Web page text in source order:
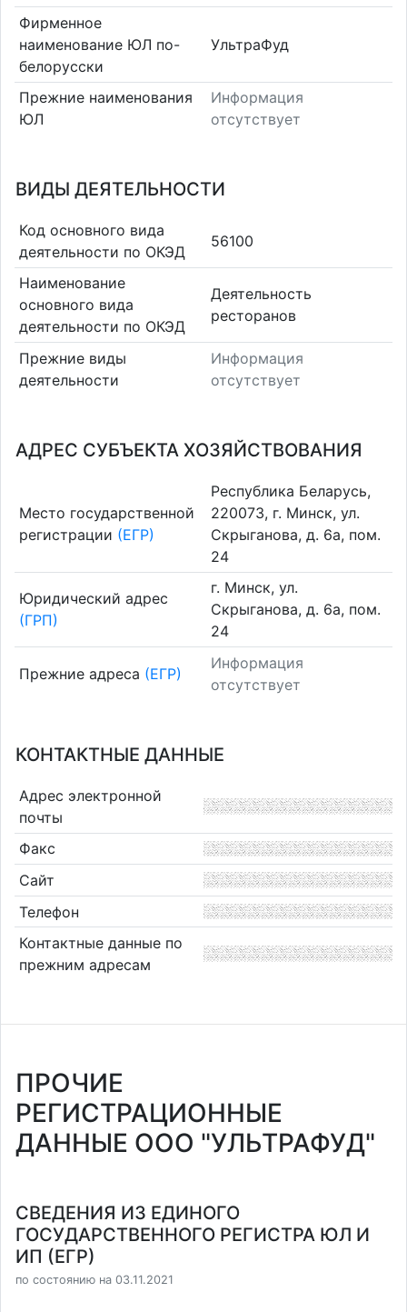
Фирменное
наименование ЮЛ по-
белорусски
УльтраФуд
Прежние наименования
ЮЛ
Информация
отсутствует
ВИДЫ ДЕЯТЕЛЬНОСТИ
Код основного вида
деятельности по ОКЭД
56100
Наименование
основного вида
деятельности по ОКЭД
Деятельность
ресторанов
Прежние виды
деятельности
Информация
отсутствует
АДРЕС СУБЪЕКТА ХОЗЯЙСТВОВАНИЯ
Место государственной
регистрации (ЕГР)
Республика Беларусь,
220073, г. Минск, ул.
Скрыганова, д. 6а, пом.
24
Юридический адрес
(ГРП)
г. Минск, ул.
Скрыганова, д. 6а, пом.
24
Прежние адреса (ЕГР)
Информация
отсутствует
КОНТАКТНЫЕ ДАННЫЕ
Адрес электронной
почты
Факс
Сайт
Телефон
Контактные данные по
прежним адресам
ПРОЧИЕ
РЕГИСТРАЦИОННЫЕ
ДАННЫЕ ООО "УЛЬТРАФУД"
СВЕДЕНИЯ ИЗ ЕДИНОГО
ГОСУДАРСТВЕННОГО РЕГИСТРА ЮЛ И
ИП (ЕГР)
по состоянию на 03.11.2021